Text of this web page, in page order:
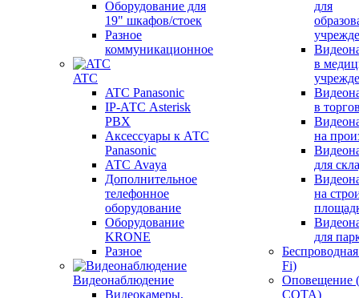
Оборудование для
19" шкафов/стоек
Разное
коммуникационное
ATC
ATC Panasonic
IP-АТС Asterisk
PBX
Аксессуары к АТС
Panasonic
АТС Avaya
Дополнительное
телефонное
оборудование
Оборудование
KRONE
Разное
Видеонаблюдение
Видеокамеры,
для
в
в
на
для
на
для
Fi)
СОТА)